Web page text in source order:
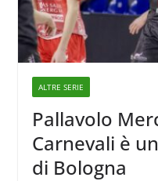
ALTRE SERIE
Pallavolo
Carnevali è
di Bologna